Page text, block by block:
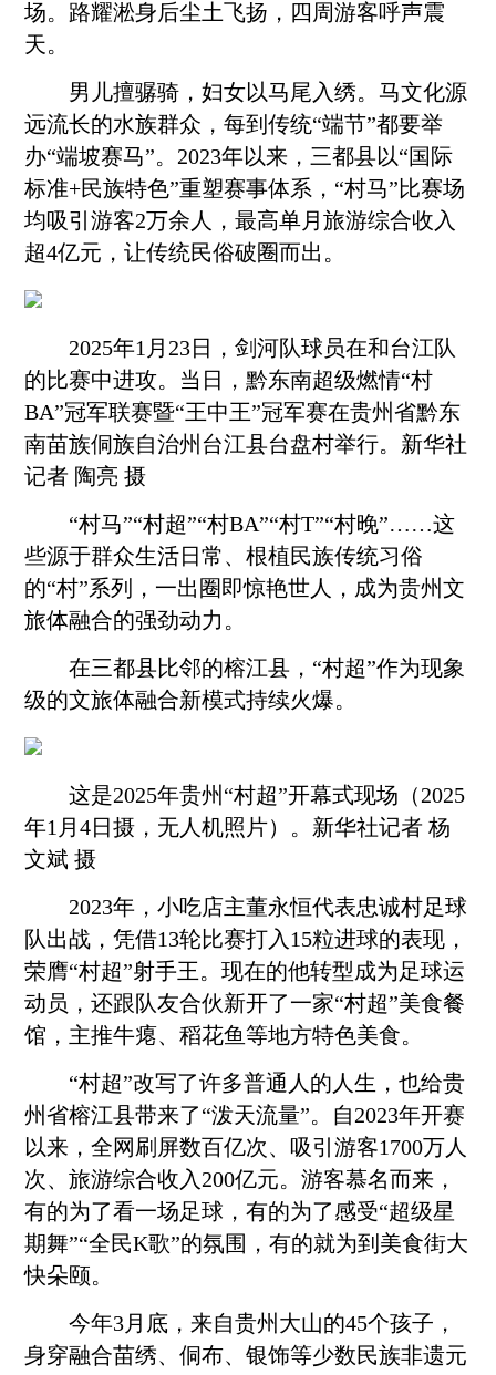
场。路耀淞身后尘土飞扬，四周游客呼声震
天。
男儿擅骣骑，妇女以马尾入绣。马文化源
远流长的水族群众，每到传统“端节”都要举
办“端坡赛马”。2023年以来，三都县以“国际
标准+民族特色”重塑赛事体系，“村马”比赛场
均吸引游客2万余人，最高单月旅游综合收入
超4亿元，让传统民俗破圈而出。
2025年1月23日，剑河队球员在和台江队
的比赛中进攻。当日，黔东南超级燃情“村
BA”冠军联赛暨“王中王”冠军赛在贵州省黔东
南苗族侗族自治州台江县台盘村举行。新华社
记者 陶亮 摄
“村马”“村超”“村BA”“村T”“村晚”……这
些源于群众生活日常、根植民族传统习俗
的“村”系列，一出圈即惊艳世人，成为贵州文
旅体融合的强劲动力。
在三都县比邻的榕江县，“村超”作为现象
级的文旅体融合新模式持续火爆。
这是2025年贵州“村超”开幕式现场（2025
年1月4日摄，无人机照片）。新华社记者 杨
文斌 摄
2023年，小吃店主董永恒代表忠诚村足球
队出战，凭借13轮比赛打入15粒进球的表现，
荣膺“村超”射手王。现在的他转型成为足球运
动员，还跟队友合伙新开了一家“村超”美食餐
馆，主推牛瘪、稻花鱼等地方特色美食。
“村超”改写了许多普通人的人生，也给贵
州省榕江县带来了“泼天流量”。自2023年开赛
以来，全网刷屏数百亿次、吸引游客1700万人
次、旅游综合收入200亿元。游客慕名而来，
有的为了看一场足球，有的为了感受“超级星
期舞”“全民K歌”的氛围，有的就为到美食街大
快朵颐。
今年3月底，来自贵州大山的45个孩子，
身穿融合苗绣、侗布、银饰等少数民族非遗元